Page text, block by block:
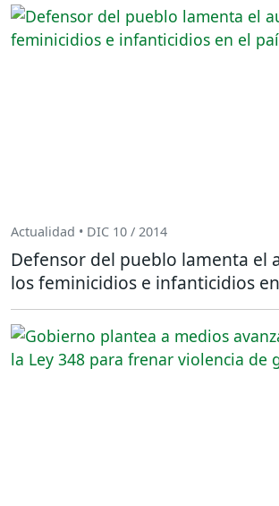
Actualidad • DIC 10 / 2014
Defensor del pueblo lamenta el
los feminicidios e infanticidios